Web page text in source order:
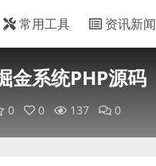
常用工具 资讯新闻
金系统PHP源码
0 0 137 0